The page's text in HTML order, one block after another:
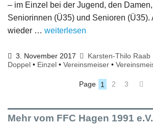
– im Einzel bei der Jugend, den
Seniorinnen (Ü35) und Senioren (Ü35).
wieder … weiterlesen
3. November 2017 Karsten-Thilo Raab
Doppel • Einzel • Vereinsmeiser •
Page 1 2 3
Mehr vom FFC Hagen 1991 e.V.